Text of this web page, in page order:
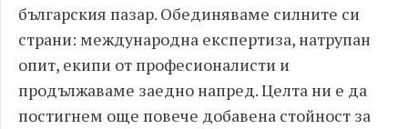
българския пазар. Обединяваме силните си
страни: международна експертиза, натрупан
опит, екипи от професионалисти и
продължаваме заедно напред. Целта ни е да
постигнем още повече добавена стойност за